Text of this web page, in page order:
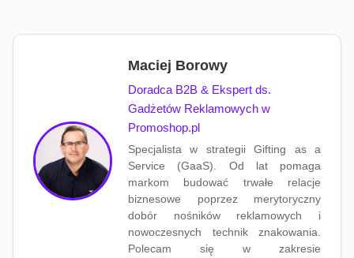
Maciej Borowy
Doradca B2B & Ekspert ds.
Gadżetów Reklamowych w
Promoshop.pl
Specjalista w strategii Gifting as a
Service (GaaS). Od lat pomaga
markom budować trwałe relacje
biznesowe poprzez merytoryczny
dobór nośników reklamowych i
nowoczesnych technik znakowania.
Polecam się w zakresie